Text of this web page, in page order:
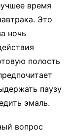
время
Это
ночь
полость
паузу
эмаль.
вопрос